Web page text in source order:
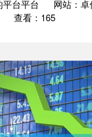
台平台 网站：
查看：165